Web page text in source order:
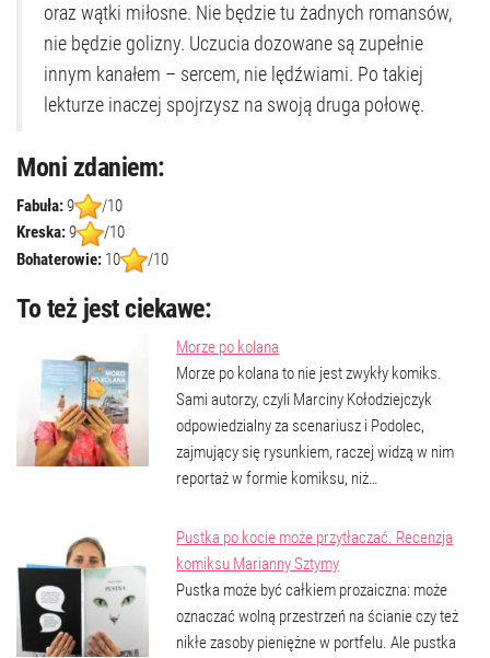
oraz wątki miłosne. Nie będzie tu żadnych romansów,
nie będzie golizny. Uczucia dozowane są zupełnie
innym kanałem – sercem, nie lędźwiami. Po takiej
lekturze inaczej spojrzysz na swoją druga połowę.
Moni zdaniem:
Fabuła:9
/10
Kreska:9
/10
Bohaterowie: 10 /10
To też jest ciekawe:
Morze po kolana
Morze po kolana to nie jest zwykły komiks.
Sami autorzy, czyli Marciny Kołodziejczyk
odpowiedzialny za scenariusz i Podolec,
zajmujący się rysunkiem, raczej widzą w nim
reportaż w formie komiksu, niż…
Pustka po kocie może przytłaczać. Recenzja
komiksu Marianny Sztymy
Pustka może być całkiem prozaiczna: może
oznaczać wolną przestrzeń na ścianie czy też
nikłe zasoby pieniężne w portfelu. Ale pustka